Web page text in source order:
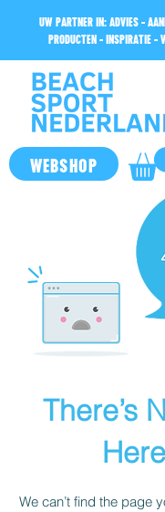
UW PARTNER IN: ADVIES -
PRODUCTEN - INSPIRATIE -
WEBSHOP
There’s
We can’t find the page